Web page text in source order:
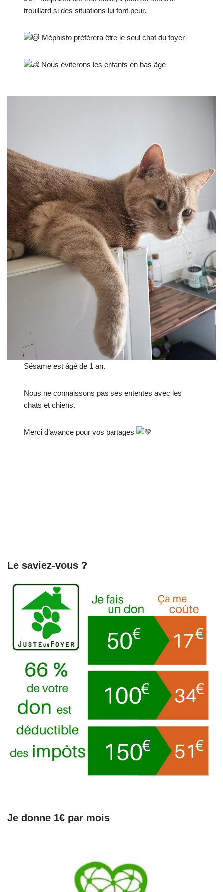
trouillard si des situations lui font peur.
Méphisto préférera être le seul chat du foyer
Nous éviterons les enfants en bas âge
Sésame est âgé de 1 an.
Nous ne connaissons pas ses ententes avec les
chats et chiens.
Merci d’avance pour vos partages
Le saviez-vous ?
Je donne 1€ par mois